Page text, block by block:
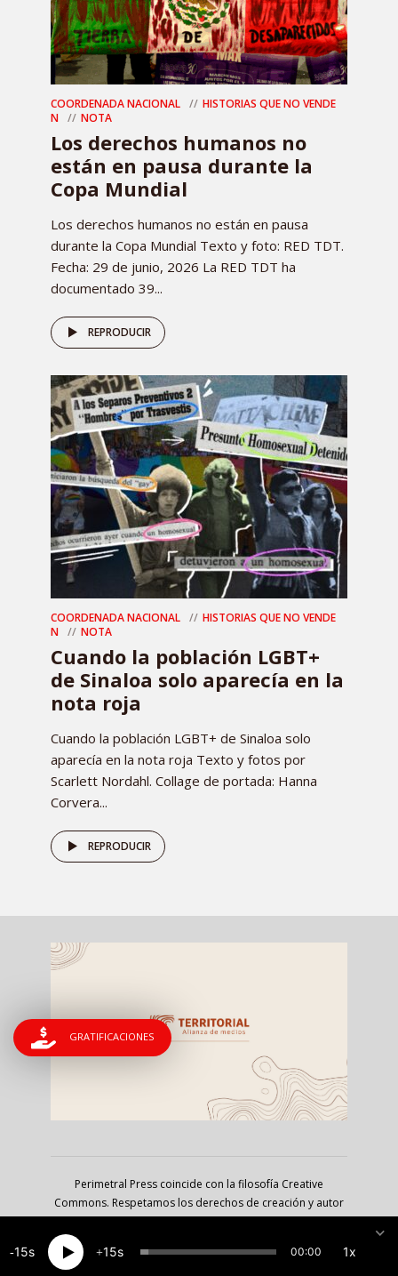
COORDENADA NACIONAL
HISTORIAS QUE NO VENDE
N
NOTA
Los derechos humanos no
están en pausa durante la
Copa Mundial
Los derechos humanos no están en pausa
durante la Copa Mundial Texto y foto: RED TDT.
Fecha: 29 de junio, 2026 La RED TDT ha
documentado 39...
REPRODUCIR
COORDENADA NACIONAL
HISTORIAS QUE NO VENDE
N
NOTA
Cuando la población LGBT+
de Sinaloa solo aparecía en la
nota roja
Cuando la población LGBT+ de Sinaloa solo
aparecía en la nota roja Texto y fotos por
Scarlett Nordahl. Collage de portada: Hanna
Corvera...
REPRODUCIR
Perimetral Press coincide con la filosofía Creative
Commons. Respetamos los derechos de creación y autor
pero nos inclinamos por las audiencias; estamos a favor
de liberar, copiar, reproducir y socializar los contenidos
del portal, siempre que se cite la fuente y bajo los
15 15 00:00 1x
GRATIFICACIONES